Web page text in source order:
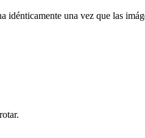
una vez que las